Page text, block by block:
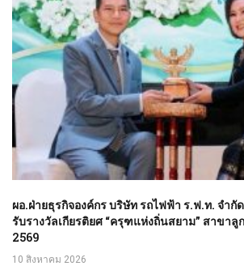
ผอ.ฝ่ายธุรกิจองค์กร บริษัท รถไฟฟ้า ร.ฟ.ท. จำกั
รับรางวัลเกียรติยศ “ครุฑแห่งถิ่นสยาม” สาขา
2569
10 สิงหาคม 2026